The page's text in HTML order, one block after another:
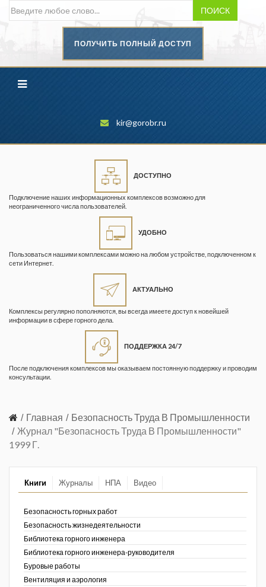
ПОИСК
ПОЛУЧИТЬ ПОЛНЫЙ ДОСТУП
kir@gorobr.ru
ДОСТУПНО
Подключение наших информационных комплексов возможно для
неограниченного числа пользователей.
УДОБНО
Пользоваться нашими комплексами можно на любом устройстве, подключенном к
сети Интернет.
АКТУАЛЬНО
Комплексы регулярно пополняются, вы всегда имеете доступ к новейшей
информации в сфере горного дела.
ПОДДЕРЖКА 24/7
После подключения комплексов мы оказываем постоянную поддержку и проводим
консультации.
Главная
Безопасность Труда В Промышленности
Журнал "Безопасность Труда В Промышленности"
1999 Г.
Книги Журналы НПА Видео
Безопасность горных работ
Безопасность жизнедеятельности
Библиотека горного инженера
Библиотека горного инженера-руководителя
Буровые работы
Вентиляция и аэрология
промышленности
Геопрофи
Горнопромышленные ведомости
Кузбасса. Информационный
безопасность»
Информационный бюллетень
атомному надзору
Информация и космос
Маркшейдерский вестник
Минеральные ресурсы России
Недропользование XXI век
Нефтегазовые технологии